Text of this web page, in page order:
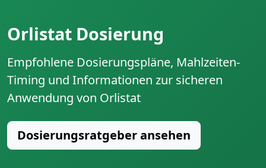
Orlistat Dosierung
Empfohlene Dosierungspläne, Mahlzeiten-
Timing und Informationen zur sicheren
Anwendung von Orlistat
Dosierungsratgeber ansehen